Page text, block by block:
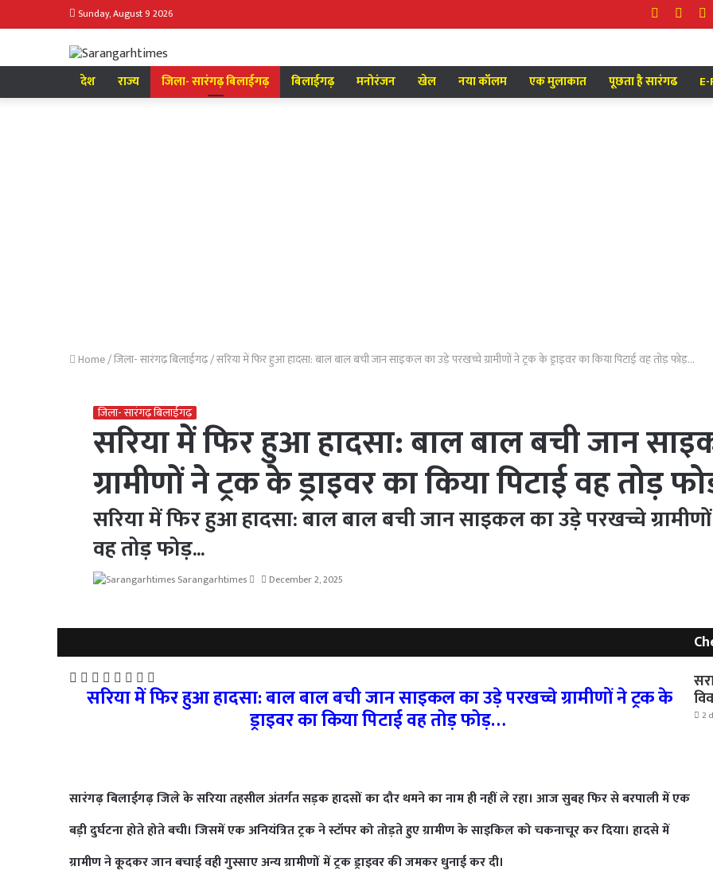
Sunday, August 9 2026 Twitter
Facebook
देश राज्य जिला- सारंगढ़ बिलाईगढ़ बिलाईगढ़ मनोरंजन खेल नया कॉलम एक मुलाकात पूछता है सारंगढ
Home/जिला- सारंगढ़ बिलाईगढ़/सरिया में फिर हुआ हादसा: बाल बाल बची जान साइकल का उड़े परखच्चे ग्रामीणों ने ट्रक के ड्राइवर का किया पिटाई वह तोड़ फोड़…
जिला- सारंगढ़ बिलाईगढ़
सरिया में फिर हुआ हादसा: बाल बाल बची जान
ग्रामीणों ने ट्रक के ड्राइवर का किया पिटाई वह तोड़
सरिया में फिर हुआ हादसा: बाल बाल बची जान साइकल का उड़े परखच्चे ग्रामीणों
वह तोड़ फोड़...
Sarangarhtimes
SendDecember 2, 2025
Facebook
Twitter
LinkedIn
Pinterest
Messenger
Messenger
WhatsApp
सरिया में फिर हुआ हादसा: बाल बाल बची जान साइकल का उड़े परखच्चे ग्रामीणों ने ट्रक के
ड्राइवर का किया पिटाई वह तोड़ फोड़…
सारंगढ़ बिलाईगढ़ जिले के सरिया तहसील अंतर्गत सड़क हादसों का दौर थमने का नाम ही नहीं ले रहा। आज सुबह फिर से बरपाली में एक
बड़ी दुर्घटना होते होते बची। जिसमें एक अनियंत्रित ट्रक ने स्टॉपर को तोड़ते हुए ग्रामीण के साइकिल को चकनाचूर कर दिया। हादसे में
ग्रामीण ने कूदकर जान बचाई वही गुस्साए अन्य ग्रामीणों में ट्रक ड्राइवर की जमकर धुनाई कर दी।
2